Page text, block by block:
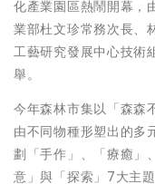
化產業園區熱鬧開幕，
業部杜文珍常務次長、
工藝研究發展中心技術
舉。
今年森林市集以「森森
由不同物種形塑出的多
劃「手作」、「療癒」
意」與「探索」7大主